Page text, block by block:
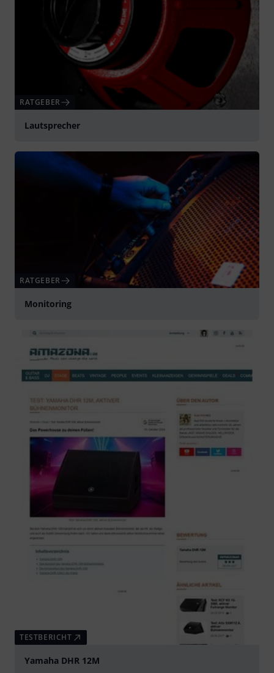
RATGEBER
Lautsprecher
RATGEBER
Monitoring
TESTBERICHT
Yamaha DHR 12M